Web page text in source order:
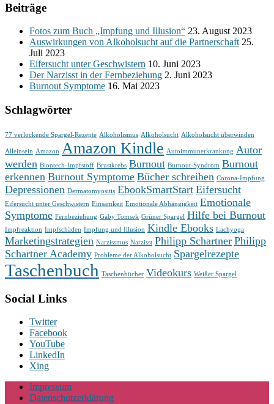
Beiträge
Fotos zum Buch „Impfung und Illusion“ 23. August 2023
Auswirkungen von Alkoholsucht auf die Partnerschaft 25.
Juli 2023
Eifersucht unter Geschwistern 10. Juni 2023
Der Narzisst in der Fernbeziehung 2. Juni 2023
Burnout Symptome 16. Mai 2023
Schlagwörter
77 verlockende Spargel-Rezepte Alkoholismus Alkoholsucht Alkoholsucht überwinden
Alleinsein Amazon Amazon Kindle Autoimmunerkrankung Autor
werden Biontech-Impfstoff Brustkrebs Burnout Burnout-Syndrom Burnout
erkennen Burnout Symptome Bücher schreiben Corona-Impfung
Depressionen Dermatomyositis EbookSmartStart Eifersucht
Eifersucht unter Geschwistern Einsamkeit Emotionale Abhängigkeit Emotionale
Symptome Fernbeziehung Gaby Tomsek Grüner Spargel Hilfe bei Burnout
Impfreaktion Impfschäden Impfung und Illusion Kindle Ebooks Lachyoga
Marketingstrategien Narzissmus Narzisst Philipp Schartner Philipp
Schartner Academy Probleme der Alkoholsucht Spargelrezepte
Taschenbuch Taschenbücher Videokurs Weißer Spargel
Social Links
Twitter
Facebook
YouTube
LinkedIn
Xing
Impressum
Datenschutzerklärung